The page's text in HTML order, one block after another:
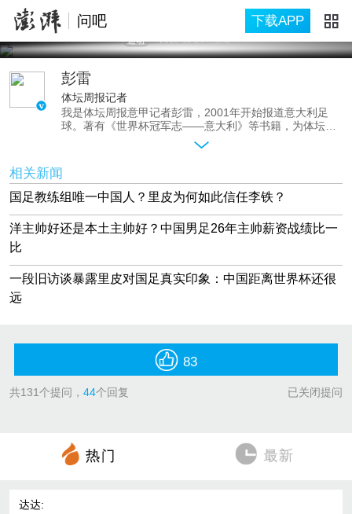
问吧 下载APP
运动 2016-10-24 上海
彭雷
体坛周报记者
我是体坛周报意甲记者彭雷，2001年开始报道意大利足
球。著有《世界杯冠军志——意大利》等书籍，为体坛周
报及其他媒体撰写大量意大利足球新闻与历史稿件。里皮
入主中国队有哪些背后的故事，他的到来，就能拯救中国
男足吗？一起聊聊吧！
相关新闻
国足教练组唯一中国人？里皮为何如此信任李铁？
洋主帅好还是本土主帅好？中国男足26年主帅薪资战绩比一
比
一段旧访谈暴露里皮对国足真实印象：中国距离世界杯还很
远
83
共131个提问， 44个回复 已关闭提问
达达: